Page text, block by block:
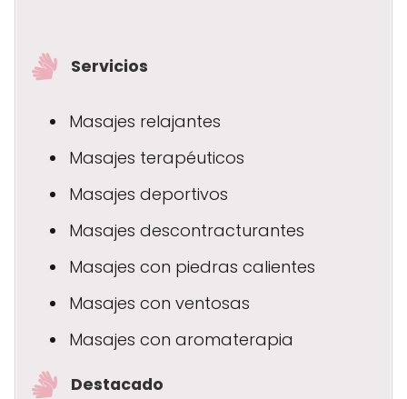
Servicios
Masajes relajantes
Masajes terapéuticos
Masajes deportivos
Masajes descontracturantes
Masajes con piedras calientes
Masajes con ventosas
Masajes con aromaterapia
Destacado